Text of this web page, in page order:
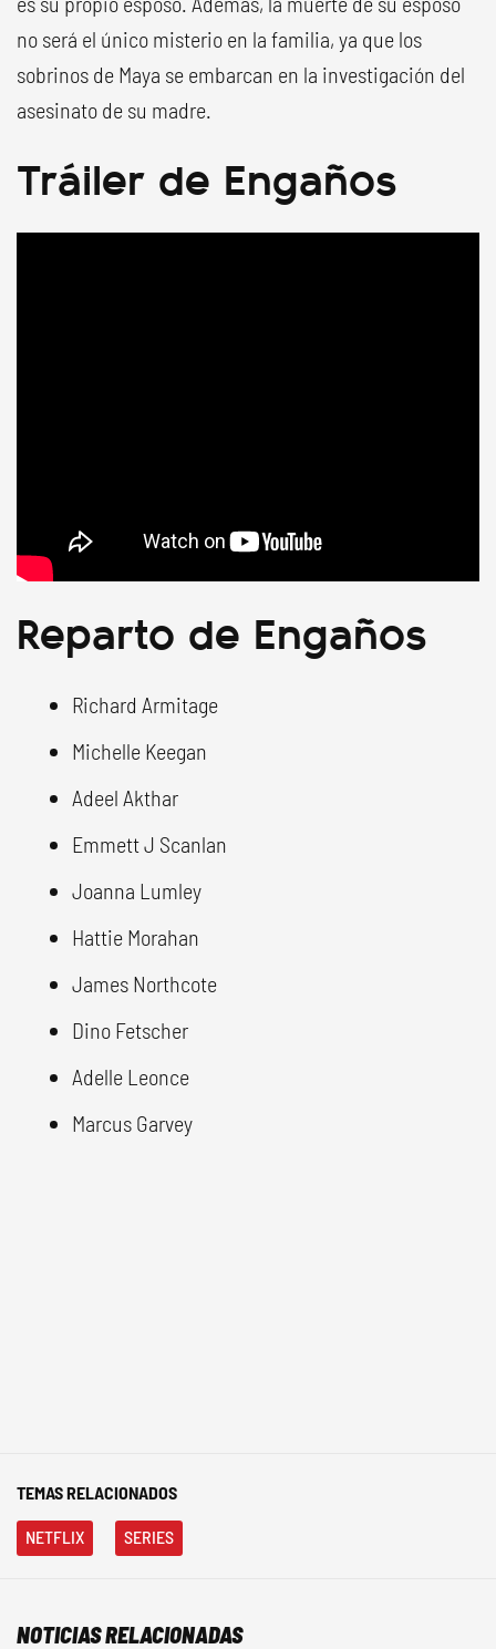
no será el único misterio en la familia, ya que los
sobrinos de Maya se embarcan en la investigación del
asesinato de su madre.
Tráiler de Engaños
Reparto de Engaños
Richard Armitage
Michelle Keegan
Adeel Akthar
Emmett J Scanlan
Joanna Lumley
Hattie Morahan
James Northcote
Dino Fetscher
Adelle Leonce
Marcus Garvey
TEMAS RELACIONADOS
NETFLIX SERIES
NOTICIAS RELACIONADAS